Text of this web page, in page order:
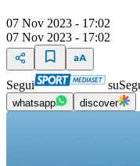
07 Nov 2023 - 17:02
07 Nov 2023 - 17:02
Segui su
whatsapp discover